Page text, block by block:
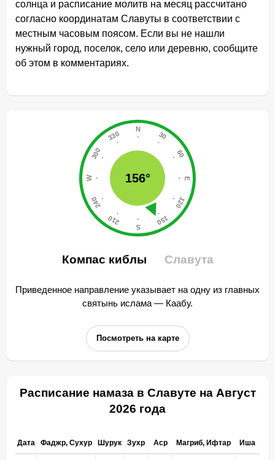
солнца и расписание молитв на месяц рассчитано
согласно координатам Славуты в соответствии с
местным часовым поясом. Если вы не нашли
нужный город, поселок, село или деревню, сообщите
об этом в комментариях.
156°
Компас киблы Славута
Приведенное направление указывает на одну из главных
святынь ислама — Каабу.
Посмотреть на карте
Расписание намаза в Славуте на Август
2026 года
Дата Фаджр, Сухур Шурук Зухр Аср Магриб, Ифтар Иша